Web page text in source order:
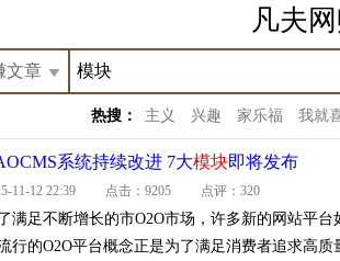
凡夫
热搜： 主义 兴趣 家乐福 我就
系统持续改进 7大模块即将发布
11-12 22:39 点击：9205 点评：320
满足不断增长的市O2O市场，许多新的网站平
行的O2O平台概念正是为了满足消费者追求高